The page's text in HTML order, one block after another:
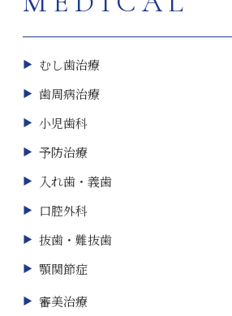
むし歯治療
歯周病治療
小児歯科
予防治療
入れ歯・義歯
口腔外科
抜歯・難抜歯
顎関節症
審美治療